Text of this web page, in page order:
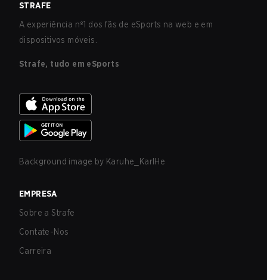
STRAFE
A experiência nº1 dos fãs de eSports na web e em
dispositivos móveis.
Strafe, tudo em eSports
Background image by Karuhe_KarlHe
EMPRESA
Sobre a Strafe
Contate-Nos
Carreira